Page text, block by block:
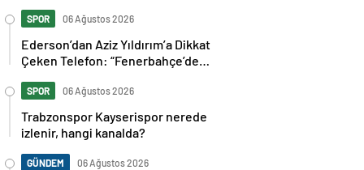
SPOR 06 Ağustos 2026
Ederson’dan Aziz Yıldırım’a Dikkat
Çeken Telefon: “Fenerbahçe’de
SPOR 06 Ağustos 2026
Trabzonspor Kayserispor nerede
izlenir, hangi kanalda?
GÜNDEM 06 Ağustos 2026